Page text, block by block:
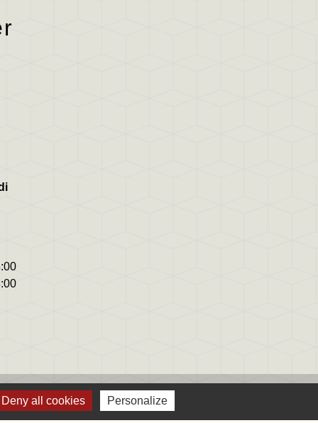
all cookies Personalize